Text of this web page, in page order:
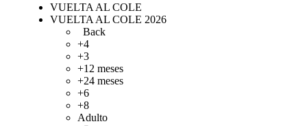
VUELTA AL COLE
VUELTA AL COLE 2026
Back
+4
+3
+12 meses
+24 meses
+6
+8
Adulto